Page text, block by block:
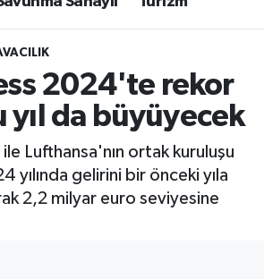
2024'te rekor
yıl da büyüyecek
ile Lufthansa'nın ortak kuruluşu
yılında gelirini bir önceki yıla
2,2 milyar euro seviyesine